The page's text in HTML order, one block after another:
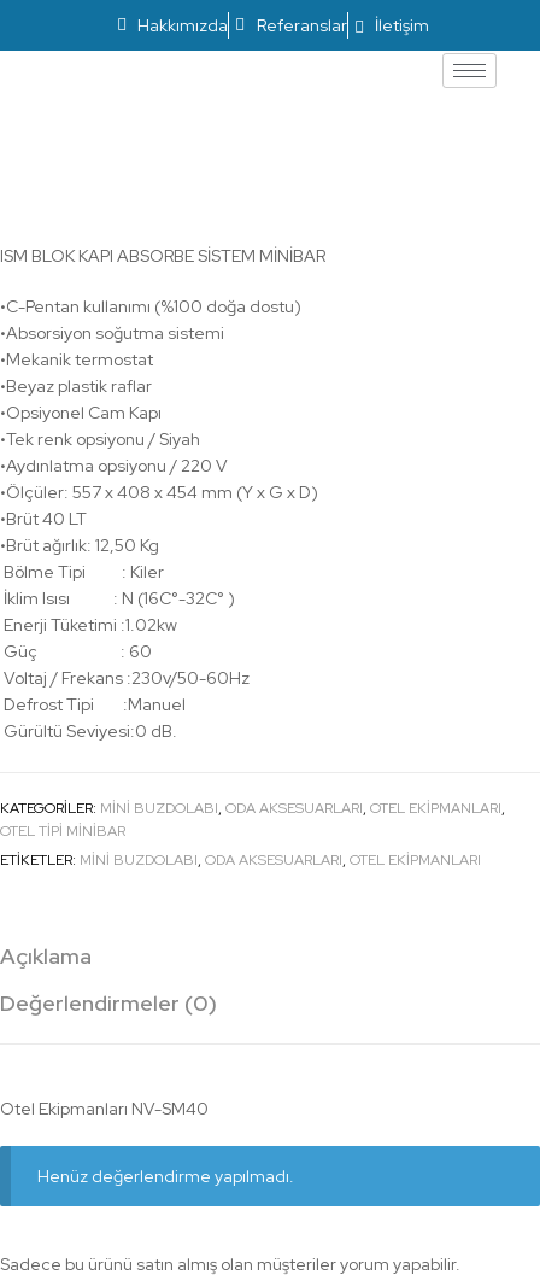
Hakkımızda Referanslar İletişim
ISM BLOK KAPI ABSORBE SİSTEM MİNİBAR
•C-Pentan kullanımı (%100 doğa dostu)
•Absorsiyon soğutma sistemi
•Mekanik termostat
•Beyaz plastik raflar
•Opsiyonel Cam Kapı
•Tek renk opsiyonu / Siyah
•Aydınlatma opsiyonu / 220 V
•Ölçüler: 557 x 408 x 454 mm (Y x G x D)
•Brüt 40 LT
•Brüt ağırlık: 12,50 Kg
Bölme Tipi : Kiler
İklim Isısı : N (16C°-32C° )
Enerji Tüketimi :1.02kw
Güç : 60
Voltaj / Frekans :230v/50-60Hz
Defrost Tipi :Manuel
Gürültü Seviyesi:0 dB.
KATEGORILER: MINI BUZDOLABI, ODA AKSESUARLARI, OTEL EKİPMANLARI,
OTEL TIPI MINIBAR
ETIKETLER: MINI BUZDOLABI, ODA AKSESUARLARI, OTEL EKİPMANLARI
Açıklama
Değerlendirmeler (0)
Otel Ekipmanları NV-SM40
Henüz değerlendirme yapılmadı.
Sadece bu ürünü satın almış olan müşteriler yorum yapabilir.